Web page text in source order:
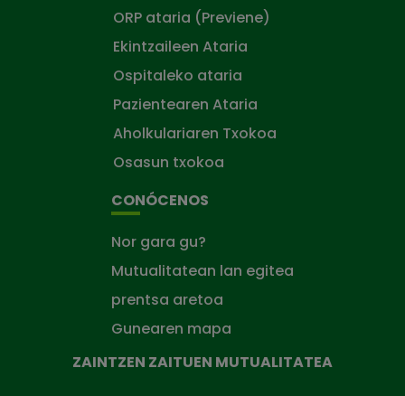
ORP ataria (Previene)
Ekintzaileen Ataria
Ospitaleko ataria
Pazientearen Ataria
Aholkulariaren Txokoa
Osasun txokoa
CONÓCENOS
Nor gara gu?
Mutualitatean lan egitea
prentsa aretoa
Gunearen mapa
ZAINTZEN ZAITUEN MUTUALITATEA